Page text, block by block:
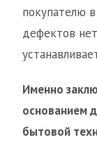
покупателю
дефектов
Именно
основанием
бытовой